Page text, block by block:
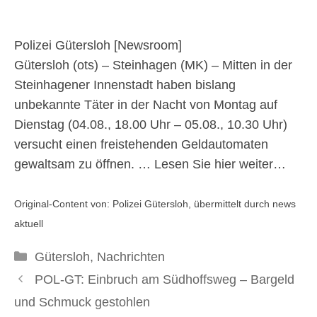
6. August 2025
Polizei Gütersloh [Newsroom]
Gütersloh (ots) – Steinhagen (MK) – Mitten in der
Steinhagener Innenstadt haben bislang
unbekannte Täter in der Nacht von Montag auf
Dienstag (04.08., 18.00 Uhr – 05.08., 10.30 Uhr)
versucht einen freistehenden Geldautomaten
gewaltsam zu öffnen. … Lesen Sie hier weiter…
Original-Content von: Polizei Gütersloh, übermittelt durch news
aktuell
Kategorien
Gütersloh, Nachrichten
POL-GT: Einbruch am Südhoffsweg – Bargeld
und Schmuck gestohlen